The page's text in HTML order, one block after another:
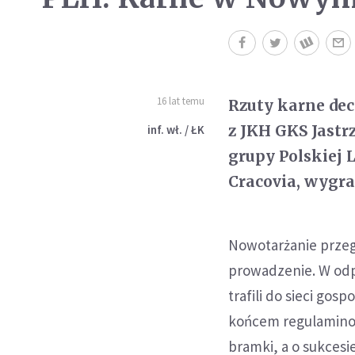
16 lat temu
inf. wł. / ŁK
Rzuty karne
z JKH GKS
grupy Polskiej
Cracovia,
Nowotarżanie
prowadzenie. W
trafili do sieci
końcem
bramki, a o